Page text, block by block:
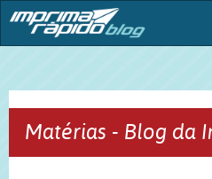
Matérias - Blog da